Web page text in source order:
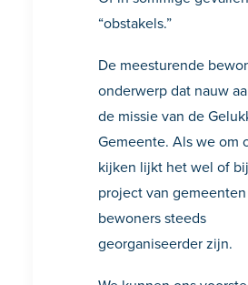
“obstakels.”
De meesturende
onderwerp dat nauw
de missie van de
Gemeente. Als we om
kijken lijkt het wel of
project van gemeenten
bewoners steeds
georganiseerder zijn.